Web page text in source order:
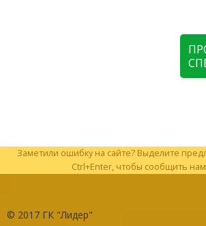
Заметили ошибку на сайте? Выделите
Ctrl+Enter, чтобы сообщить
© 2017 ГК "Лидер"